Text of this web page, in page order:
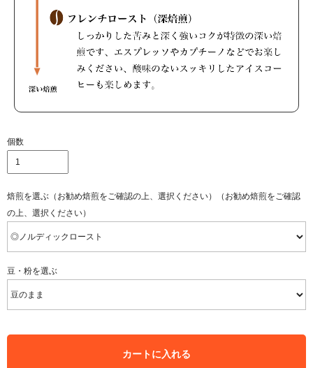
個数
焙煎を選ぶ（お勧め焙煎をご確認の上、選択ください）（お勧め焙煎をご確認
の上、選択ください）
豆・粉を選ぶ
カートに入れる